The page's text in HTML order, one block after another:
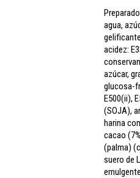
agua,
acidez:
azúcar,
glucosa-
E500(ii),
(SOJA),
harina
cacao
(palma)
suero de